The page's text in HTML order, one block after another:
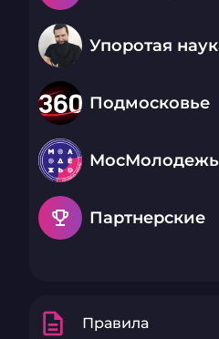
Подмосковье
МосМолодежь
emoji_events Партнерские
description Правила